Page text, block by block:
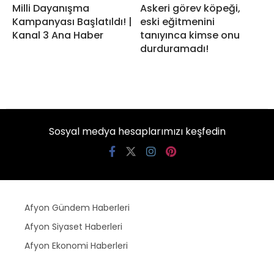
Milli Dayanışma
Kampanyası Başlatıldı! |
Kanal 3 Ana Haber
Askeri görev köpeği,
eski eğitmenini
tanıyınca kimse onu
durduramadı!
Sosyal medya hesaplarımızı keşfedin
Afyon Gündem Haberleri
Afyon Siyaset Haberleri
Afyon Ekonomi Haberleri